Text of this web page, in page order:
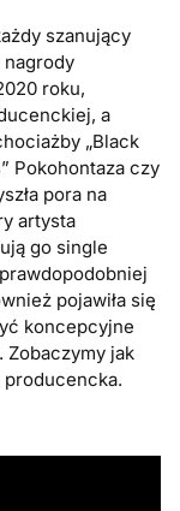
szanujący
nagrody
roku,
a
„Black
Pokohontaza czy
pora na
artysta
go single
pojawiła się
koncepcyjne
Zobaczymy jak
producencka.